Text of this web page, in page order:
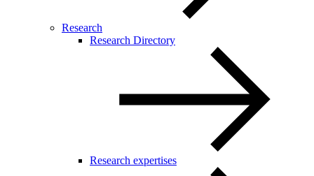
Research
Research Directory
Research expertises